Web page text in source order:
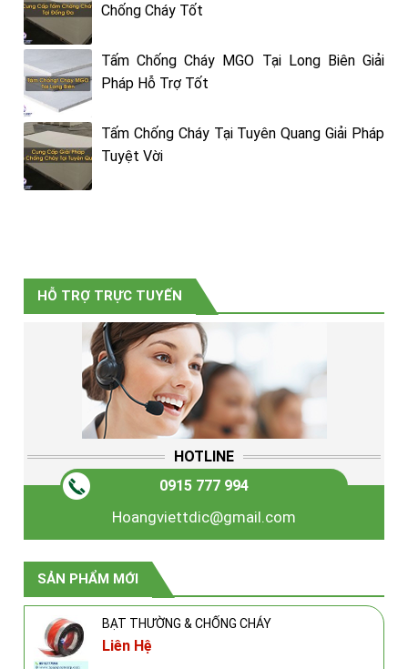
Chống Cháy Tốt
Tấm Chống Cháy MGO Tại Long Biên Giải
Pháp Hỗ Trợ Tốt
Tấm Chống Cháy Tại Tuyên Quang Giải Pháp
Tuyệt Vời
HỖ TRỢ TRỰC TUYẾN
HOTLINE
0915 777 994
Hoangviettdic@gmail.com
SẢN PHẨM MỚI
BẠT THƯỜNG & CHỐNG CHÁY
Liên Hệ